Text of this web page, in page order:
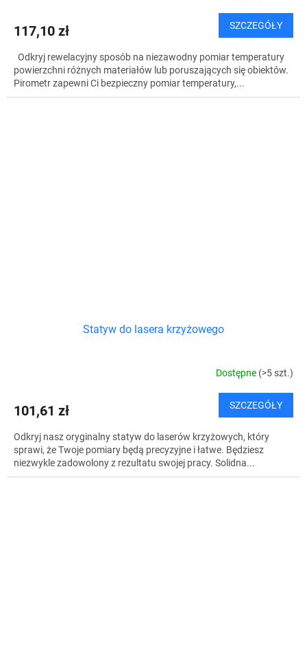
117,10 zł SZCZEGÓŁY
Odkryj rewelacyjny sposób na niezawodny pomiar temperatury
powierzchni różnych materiałów lub poruszających się obiektów.
Pirometr zapewni Ci bezpieczny pomiar temperatury,...
Statyw do lasera krzyżowego
Dostępne (>5 szt.)
101,61 zł SZCZEGÓŁY
Odkryj nasz oryginalny statyw do laserów krzyżowych, który
sprawi, że Twoje pomiary będą precyzyjne i łatwe. Będziesz
niezwykle zadowolony z rezultatu swojej pracy. Solidna...